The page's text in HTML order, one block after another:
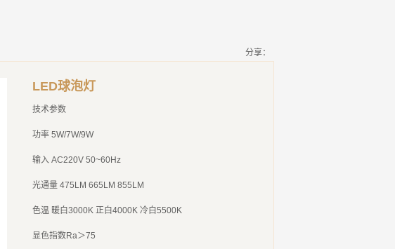
分享：
LED球泡灯
技术参数
功率5W/7W/9W
输入AC220V 50~60Hz
光通量475LM 665LM 855LM
色温 暖白3000K 正白4000K 冷白5500K
显色指数Ra＞75